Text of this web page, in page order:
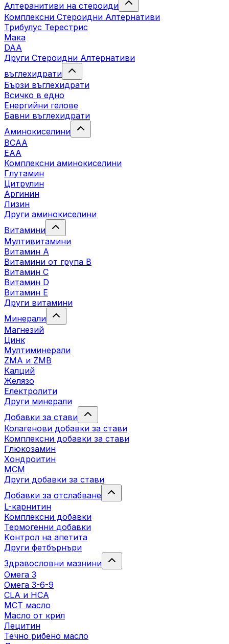
Алтеранитиви на стероиди
Комплексни Стероидни Алтернативи
Трибулус Терестрис
Maка
DAA
Други Стероидни Алтернативи
въглехидрати
Бързи въглехидрати
Всичко в едно
Енергийни гелове
Бавни въглехидрати
Аминокиселини
BCAA
EAA
Комплексни аминокиселини
Глутамин
Цитрулин
Аргинин
Лизин
Други аминокиселини
Витамини
Мултивитамини
Витамин А
Витамини от група B
Витамин C
Витамин D
Витамин E
Други витамини
Минерали
Магнезий
Цинк
Мултиминерали
ZMA и ZMB
Калций
Желязо
Електролити
Други минерали
Добавки за стави
Колагенови добавки за стави
Комплексни добавки за стави
Глюкозамин
Хондроитин
МСМ
Други добавки за стави
Добавки за отслабване
L-карнитин
Комплексни добавки
Термогенни добавки
Kонтрол на апетита
Други фетбърнъри
Здравословни мазнини
Омега 3
Омега 3-6-9
CLA и HCA
МСТ масло
Масло от крил
Лецитин
Течно рибено масло